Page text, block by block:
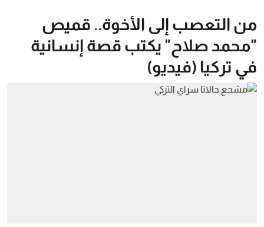
من التعصب إلى الأخوة.. قميص
"محمد صلاح" يكتب قصة إنسانية
في تركيا (فيديو)